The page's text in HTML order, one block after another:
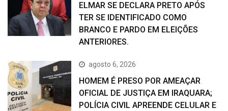
ELMAR SE DECLARA PRETO APÓS
TER SE IDENTIFICADO COMO
BRANCO E PARDO EM ELEIÇÕES
ANTERIORES.
agosto 6, 2026
HOMEM É PRESO POR AMEAÇAR
OFICIAL DE JUSTIÇA EM IRAQUARA;
POLÍCIA CIVIL APREENDE CELULAR E